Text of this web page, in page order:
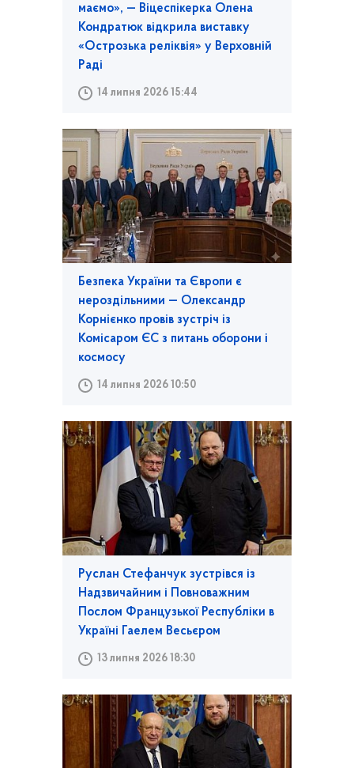
маємо», — Віцеспікерка Олена
Кондратюк відкрила виставку
«Острозька реліквія» у Верховній
Раді
14 липня 2026 15:44
Безпека України та Європи є
нероздільними — Олександр
Корнієнко провів зустріч із
Комісаром ЄС з питань оборони і
космосу
14 липня 2026 10:50
Руслан Стефанчук зустрівся із
Надзвичайним і Повноважним
Послом Французької Республіки в
Україні Гаелем Весьєром
13 липня 2026 18:30